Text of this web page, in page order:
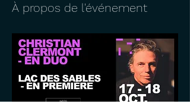
À propos de l'événement